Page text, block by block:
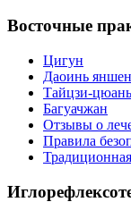
Восточные
Цигун
Даоинь
Тайцзи-цюань
Багуачжан
Отзывы о
Правила